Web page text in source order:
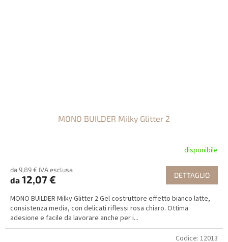
MONO BUILDER Milky Glitter 2
disponibile
da 9,89 € IVA esclusa
da 12,07 € DETTAGLIO
MONO BUILDER Milky Glitter 2 Gel costruttore effetto bianco latte,
consistenza media, con delicati riflessi rosa chiaro. Ottima
adesione e facile da lavorare anche per i...
Codice: 12013